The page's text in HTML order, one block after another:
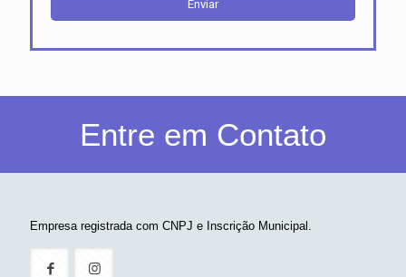
Entre em Contato
Empresa registrada com CNPJ e Inscrição Municipal.